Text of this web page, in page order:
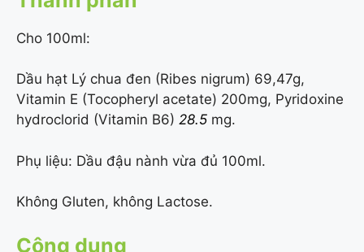
Cho 100ml:
Dầu hạt Lý chua đen (Ribes nigrum) 69,47g,
Vitamin E (Tocopheryl acetate) 200mg, Pyridoxine
hydroclorid (Vitamin B6) 28.5 mg.
Phụ liệu: Dầu đậu nành vừa đủ 100ml.
Không Gluten, không Lactose.
Công dụng